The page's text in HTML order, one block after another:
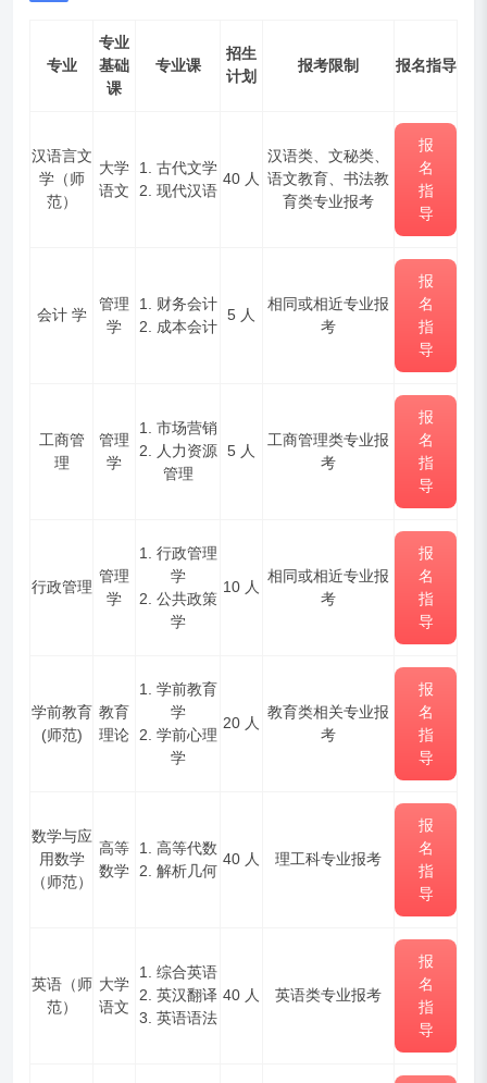
专业
专业
基础
课
专业课
招生
计划
报考限制 报名指导
汉语言文
学（师
范）
大学
语文
1. 古代文学
2. 现代汉语
40 人
汉语类、文秘类、
语文教育、书法教
育类专业报考
报
名
指
导
会计 学
管理
学
1. 财务会计
2. 成本会计
5 人
相同或相近专业报
考
报
名
指
导
工商管
理
管理
学
1. 市场营销
2. 人力资源
管理
5 人
工商管理类专业报
考
报
名
指
导
行政管理
管理
学
1. 行政管理
学
2. 公共政策
学
10 人
相同或相近专业报
考
报
名
指
导
学前教育
(师范)
教育
理论
1. 学前教育
学
2. 学前心理
学
20 人
教育类相关专业报
考
报
名
指
导
数学与应
用数学
（师范）
高等
数学
1. 高等代数
2. 解析几何
40 人 理工科专业报考
报
名
指
导
英语（师
范）
大学
语文
1. 综合英语
2. 英汉翻译
3. 英语语法
40 人 英语类专业报考
报
名
指
导